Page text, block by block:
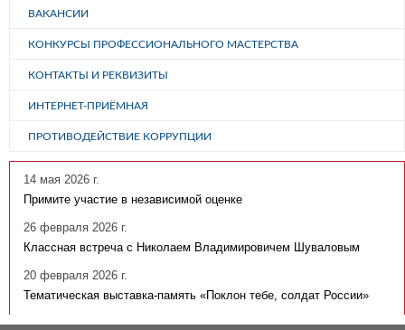
ВАКАНСИИ
КОНКУРСЫ ПРОФЕССИОНАЛЬНОГО МАСТЕРСТВА
КОНТАКТЫ И РЕКВИЗИТЫ
ИНТЕРНЕТ-ПРИЁМНАЯ
ПРОТИВОДЕЙСТВИЕ КОРРУПЦИИ
14 мая 2026 г.
Примите участие в независимой оценке
26 февраля 2026 г.
Классная встреча с Николаем Владимировичем Шуваловым
20 февраля 2026 г.
Тематическая выставка-память «Поклон тебе, солдат России»